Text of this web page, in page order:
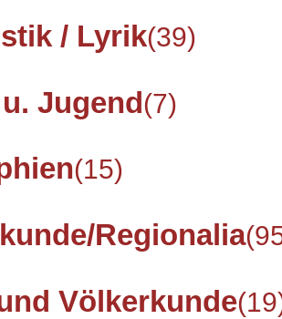
/ Lyrik(39)
Jugend(7)
(15)
Regionalia
Völkerkunde